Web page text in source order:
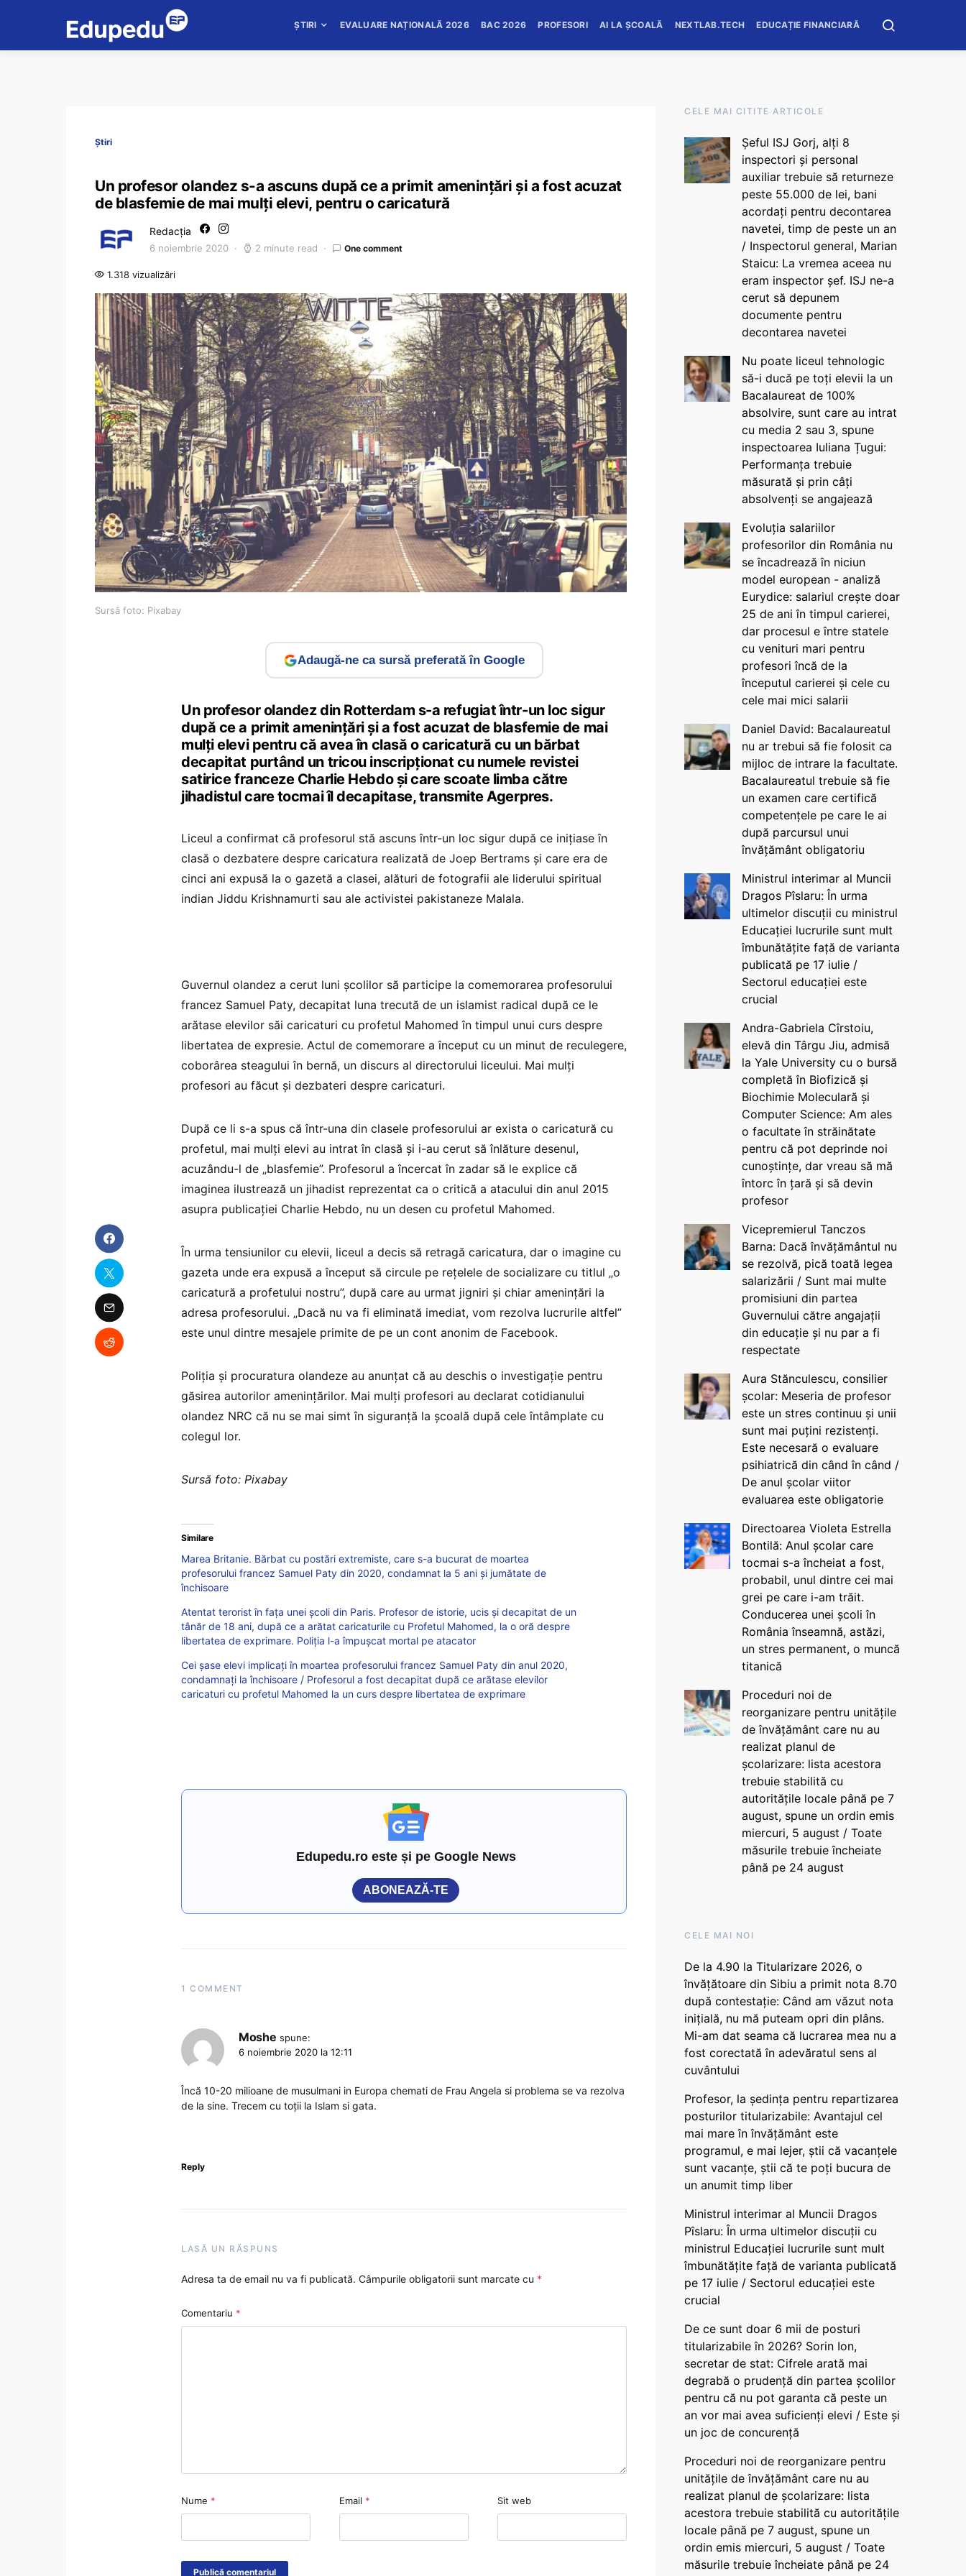
ȘTIRI EVALUARE NAȚIONALĂ 2026 BAC 2026 PROFESORI AI LA ȘCOALĂ NEXTLAB.TECH EDUCAȚIE FINANCIARĂ
Știri
Un profesor olandez s-a ascuns după ce a primit amenințări şi a fost acuzat
de blasfemie de mai mulţi elevi, pentru o caricatură
Redacția
6 noiembrie 2020 2 minute read One comment
1.318 vizualizări
Sursă foto: Pixabay
Adaugă-ne ca sursă preferată în Google
Un profesor olandez din Rotterdam s-a refugiat într-un loc sigur
după ce a primit ameninţări şi a fost acuzat de blasfemie de mai
mulţi elevi pentru că avea în clasă o caricatură cu un bărbat
decapitat purtând un tricou inscripţionat cu numele revistei
satirice franceze Charlie Hebdo şi care scoate limba către
jihadistul care tocmai îl decapitase, transmite Agerpres.
Liceul a confirmat că profesorul stă ascuns într-un loc sigur după ce iniţiase în
clasă o dezbatere despre caricatura realizată de Joep Bertrams şi care era de
cinci ani expusă la o gazetă a clasei, alături de fotografii ale liderului spiritual
indian Jiddu Krishnamurti sau ale activistei pakistaneze Malala.
Guvernul olandez a cerut luni şcolilor să participe la comemorarea profesorului
francez Samuel Paty, decapitat luna trecută de un islamist radical după ce le
arătase elevilor săi caricaturi cu profetul Mahomed în timpul unui curs despre
libertatea de expresie. Actul de comemorare a început cu un minut de reculegere,
coborârea steagului în bernă, un discurs al directorului liceului. Mai mulți
profesori au făcut și dezbateri despre caricaturi.
După ce li s-a spus că într-una din clasele profesorului ar exista o caricatură cu
profetul, mai mulţi elevi au intrat în clasă şi i-au cerut să înlăture desenul,
acuzându-l de „blasfemie”. Profesorul a încercat în zadar să le explice că
imaginea ilustrează un jihadist reprezentat ca o critică a atacului din anul 2015
asupra publicaţiei Charlie Hebdo, nu un desen cu profetul Mahomed.
În urma tensiunilor cu elevii, liceul a decis să retragă caricatura, dar o imagine cu
gazeta unde era expusă a început să circule pe reţelele de socializare cu titlul „o
caricatură a profetului nostru”, după care au urmat jigniri şi chiar ameninţări la
adresa profesorului. „Dacă nu va fi eliminată imediat, vom rezolva lucrurile altfel”
este unul dintre mesajele primite de pe un cont anonim de Facebook.
Poliţia şi procuratura olandeze au anunţat că au deschis o investigaţie pentru
găsirea autorilor ameninţărilor. Mai mulţi profesori au declarat cotidianului
olandez NRC că nu se mai simt în siguranţă la şcoală după cele întâmplate cu
colegul lor.
Sursă foto: Pixabay
Similare
Marea Britanie. Bărbat cu postări extremiste, care s-a bucurat de moartea
profesorului francez Samuel Paty din 2020, condamnat la 5 ani și jumătate de
închisoare
Atentat terorist în fața unei școli din Paris. Profesor de istorie, ucis și decapitat de un
tânăr de 18 ani, după ce a arătat caricaturile cu Profetul Mahomed, la o oră despre
libertatea de exprimare. Poliția l-a împușcat mortal pe atacator
Cei șase elevi implicați în moartea profesorului francez Samuel Paty din anul 2020,
condamnați la închisoare / Profesorul a fost decapitat după ce arătase elevilor
caricaturi cu profetul Mahomed la un curs despre libertatea de exprimare
Edupedu.ro este și pe Google News
ABONEAZĂ-TE
1 COMMENT
Moshe spune:
6 noiembrie 2020 la 12:11
Încă 10-20 milioane de musulmani in Europa chemati de Frau Angela si problema se va rezolva
de la sine. Trecem cu toții la Islam si gata.
Reply
LASĂ UN RĂSPUNS
Adresa ta de email nu va fi publicată. Câmpurile obligatorii sunt marcate cu *
Comentariu *
Nume * Email * Sit web
CELE MAI CITITE ARTICOLE
Șeful ISJ Gorj, alți 8
inspectori și personal
auxiliar trebuie să returneze
peste 55.000 de lei, bani
acordați pentru decontarea
navetei, timp de peste un an
/ Inspectorul general, Marian
Staicu: La vremea aceea nu
eram inspector șef. ISJ ne-a
cerut să depunem
documente pentru
decontarea navetei
Nu poate liceul tehnologic
să-i ducă pe toți elevii la un
Bacalaureat de 100%
absolvire, sunt care au intrat
cu media 2 sau 3, spune
inspectoarea Iuliana Țugui:
Performanța trebuie
măsurată și prin câți
absolvenți se angajează
Evoluția salariilor
profesorilor din România nu
se încadrează în niciun
model european - analiză
Eurydice: salariul crește doar
25 de ani în timpul carierei,
dar procesul e între statele
cu venituri mari pentru
profesori încă de la
începutul carierei și cele cu
cele mai mici salarii
Daniel David: Bacalaureatul
nu ar trebui să fie folosit ca
mijloc de intrare la facultate.
Bacalaureatul trebuie să fie
un examen care certifică
competențele pe care le ai
după parcursul unui
învățământ obligatoriu
Ministrul interimar al Muncii
Dragos Pîslaru: În urma
ultimelor discuții cu ministrul
Educației lucrurile sunt mult
îmbunătățite față de varianta
publicată pe 17 iulie /
Sectorul educației este
crucial
Andra-Gabriela Cîrstoiu,
elevă din Târgu Jiu, admisă
la Yale University cu o bursă
completă în Biofizică și
Biochimie Moleculară și
Computer Science: Am ales
o facultate în străinătate
pentru că pot deprinde noi
cunoștințe, dar vreau să mă
întorc în țară și să devin
profesor
Vicepremierul Tanczos
Barna: Dacă învățământul nu
se rezolvă, pică toată legea
salarizării / Sunt mai multe
promisiuni din partea
Guvernului către angajații
din educație și nu par a fi
respectate
Aura Stănculescu, consilier
școlar: Meseria de profesor
este un stres continuu și unii
sunt mai puțini rezistenți.
Este necesară o evaluare
psihiatrică din când în când /
De anul școlar viitor
evaluarea este obligatorie
Directoarea Violeta Estrella
Bontilă: Anul școlar care
tocmai s-a încheiat a fost,
probabil, unul dintre cei mai
grei pe care i-am trăit.
Conducerea unei școli în
România înseamnă, astăzi,
un stres permanent, o muncă
titanică
Proceduri noi de
reorganizare pentru unitățile
de învățământ care nu au
realizat planul de
școlarizare: lista acestora
trebuie stabilită cu
autoritățile locale până pe 7
august, spune un ordin emis
miercuri, 5 august / Toate
măsurile trebuie încheiate
până pe 24 august
CELE MAI NOI
De la 4.90 la Titularizare 2026, o
învățătoare din Sibiu a primit nota 8.70
după contestație: Când am văzut nota
inițială, nu mă puteam opri din plâns.
Mi-am dat seama că lucrarea mea nu a
fost corectată în adevăratul sens al
cuvântului
Profesor, la ședința pentru repartizarea
posturilor titularizabile: Avantajul cel
mai mare în învățământ este
programul, e mai lejer, știi că vacanțele
sunt vacanţe, știi că te poți bucura de
un anumit timp liber
Ministrul interimar al Muncii Dragos
Pîslaru: În urma ultimelor discuții cu
ministrul Educației lucrurile sunt mult
îmbunătățite față de varianta publicată
pe 17 iulie / Sectorul educației este
crucial
De ce sunt doar 6 mii de posturi
titularizabile în 2026? Sorin Ion,
secretar de stat: Cifrele arată mai
degrabă o prudență din partea școlilor
pentru că nu pot garanta că peste un
an vor mai avea suficienți elevi / Este și
un joc de concurență
Proceduri noi de reorganizare pentru
unitățile de învățământ care nu au
realizat planul de școlarizare: lista
acestora trebuie stabilită cu autoritățile
locale până pe 7 august, spune un
ordin emis miercuri, 5 august / Toate
măsurile trebuie încheiate până pe 24